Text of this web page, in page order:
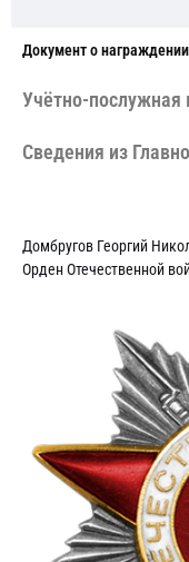
Документ о награждении
Учётно-послужная
Сведения из
Домбругов Георгий
Орден Отечественной